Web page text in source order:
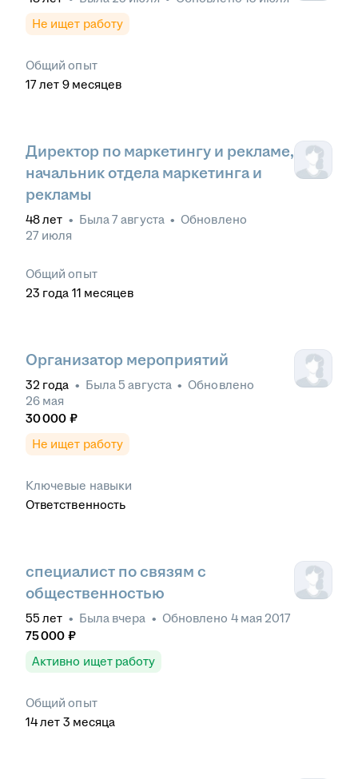
Не ищет работу
Общий опыт
17лет 9 месяцев
Директор по маркетингу и рекламе,
начальник отдела маркетинга и
рекламы
48лет • Была7 августа • Обновлено
27 июля
Общий опыт
23 года 11 месяцев
Организатор мероприятий
32 года • Была5 августа • Обновлено
26 мая
30 000 ₽
Не ищет работу
Ключевые навыки
Ответственность
специалист по связям с
общественностью
55 лет • Была вчера • Обновлено 4 мая 2017
75 000 ₽
Активно ищет работу
Общий опыт
14лет 3 месяца